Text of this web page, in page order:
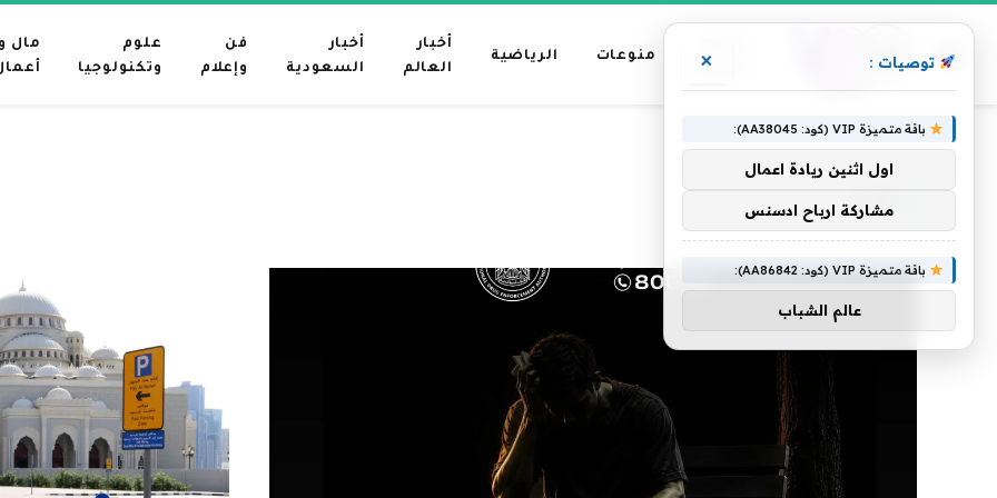
رئيسية
منوعات الرياضية
أخبار
العالم
أخبار
السعودية
فن
وإعلام
علوم
وتكنولوجيا
مال و
الرئيسية » توحيد
توحيد
توصيات : ×
باقة متميزة VIP (كود: AA38045):
اول اثنين ريادة اعمال
مشاركة ارباح ادسنس
باقة متميزة VIP (كود: AA86842):
عالم الشباب